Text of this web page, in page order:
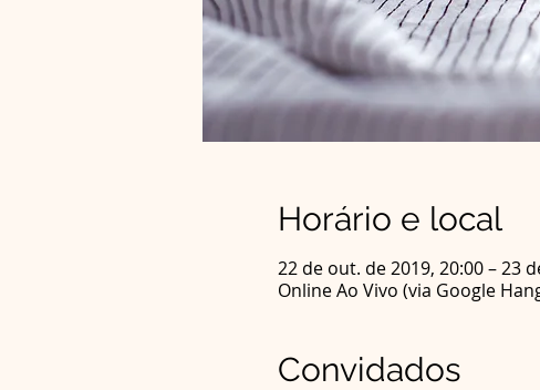
Horário e local
22 de out. de 2019, 20:00 – 23
Online Ao Vivo (via Google
Convidados